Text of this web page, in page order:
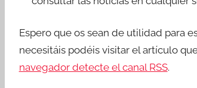
Espero que os sean de utilidad para
necesitáis podéis visitar el artículo
navegador detecte el canal RSS.